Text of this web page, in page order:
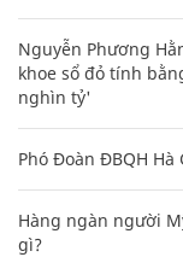
Nguyễn Phương
khoe sổ đỏ tính
nghìn tỷ'
Phó Đoàn ĐBQH
Hàng ngàn người
gì?